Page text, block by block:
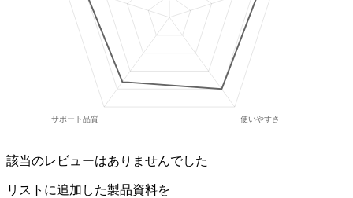
該当のレビューはありませんでした
リストに追加した製品資料を